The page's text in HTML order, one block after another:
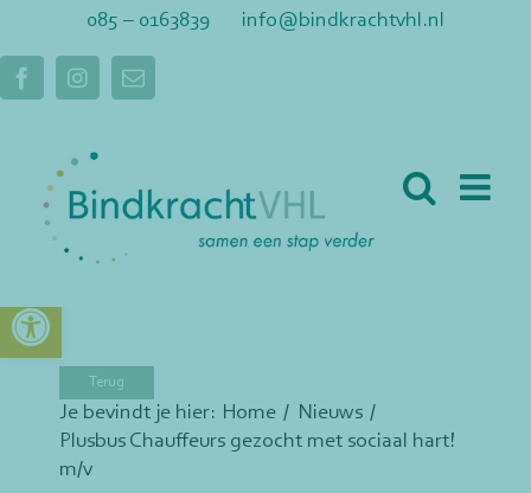
Toolbar openen
inhoud
085 – 0163839 info@bindkrachtvhl.nl
FacebookInstagram
E-
Je bevindt je hier: Home
Nieuws
Plusbus Chauffeurs gezocht met sociaal hart!
m/v